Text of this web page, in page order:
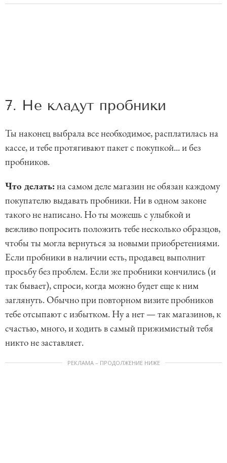
7. Не кладут пробники
Ты наконец выбрала все необходимое, расплатилась на
кассе, и тебе протягивают пакет с покупкой... и без
пробников.
Что делать: на самом деле магазин не обязан каждому
покупателю выдавать пробники. Ни в одном законе
такого не написано. Но ты можешь с улыбкой и
вежливо попросить положить тебе несколько образцов,
чтобы ты могла вернуться за новыми приобретениями.
Если пробники в наличии есть, продавец выполнит
просьбу без проблем. Если же пробники кончились (и
так бывает), спроси, когда можно будет еще к ним
заглянуть. Обычно при повторном визите пробников
тебе отсыпают с избытком. Ну а нет — так магазинов, к
счастью, много, и ходить в самый прижимистый тебя
никто не заставляет.
РЕКЛАМА – ПРОДОЛЖЕНИЕ НИЖЕ